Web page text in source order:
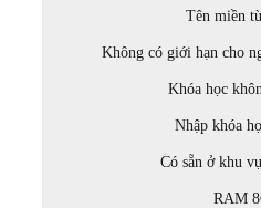
Tên miền
Không có giới hạn cho
Khóa học
Nhập khóa
Có sẵn ở khu
RAM